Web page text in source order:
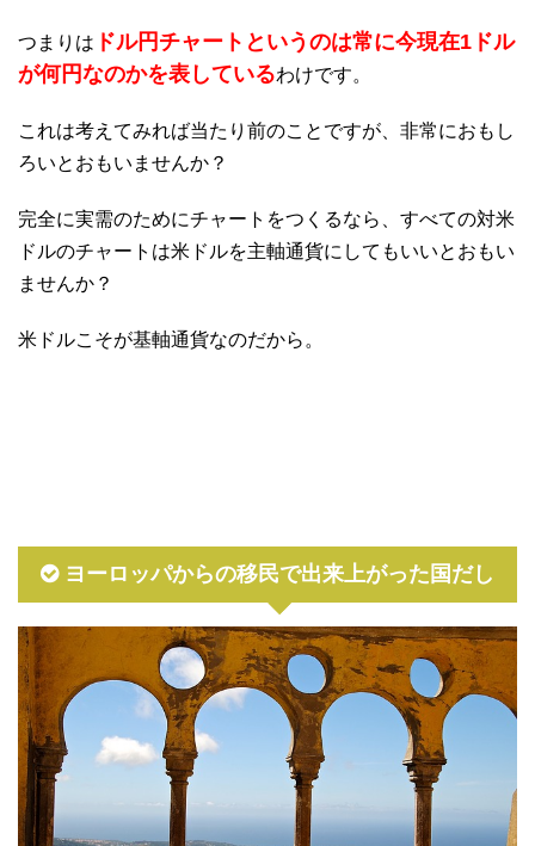
つまりは ドル円チャートというのは常に今現在1ドル
が何円なのかを表しているわけです。
これは考えてみれば当たり前のことですが、非常におもし
ろいとおもいませんか？
完全に実需のためにチャートをつくるなら、すべての対米
ドルのチャートは米ドルを主軸通貨にしてもいいとおもい
ませんか？
米ドルこそが基軸通貨なのだから。
ヨーロッパからの移民で出来上がった国だし